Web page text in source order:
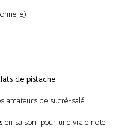
de pistache
amateurs de sucré-salé
en saison, pour une vraie note